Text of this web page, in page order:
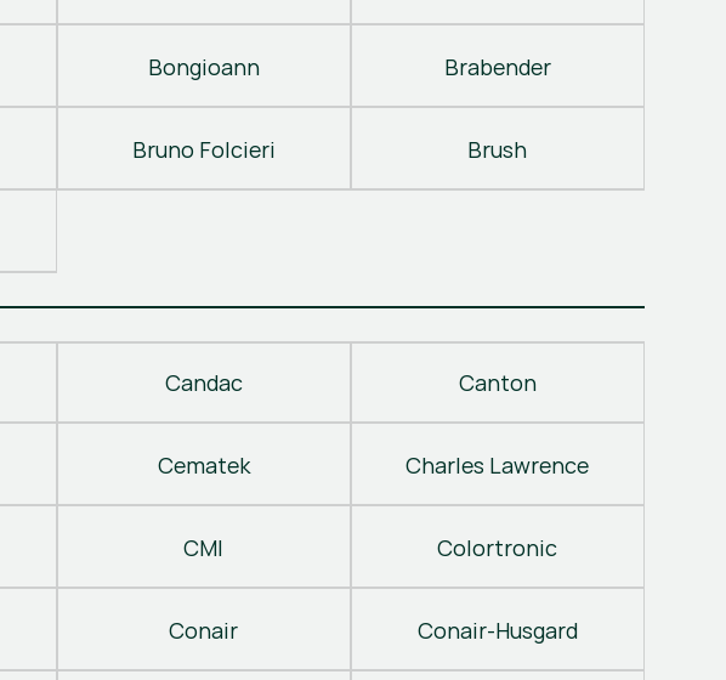
Bongioann Brabender
Bruno Folcieri Brush
Candac Canton
Cematek Charles Lawrence
CMI Colortronic
Conair Conair-Husgard